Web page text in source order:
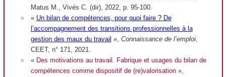
Matus M., Vivés C. (dir), 2022, p. 95-100.
« Un bilan de compétences, pour quoi faire ? De
l’accompagnement des transitions professionnelles à la
gestion des maux du travail », Connaissance de l’emploi,
CEET, n° 171, 2021.
« Des motivations au travail. Fabrique et usages du bilan de
compétences comme dispositif de (re)valorisation »,